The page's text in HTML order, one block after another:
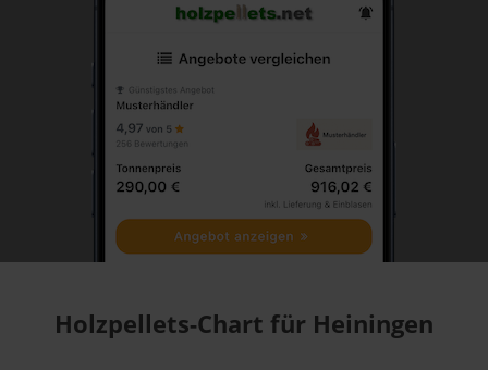
Holzpellets-Chart für Heiningen